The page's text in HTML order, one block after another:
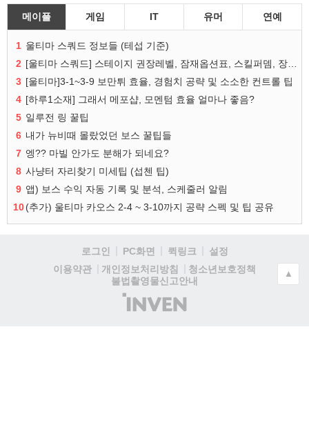
메이플 게임 IT 유머 연예
1 울티마 스쿼드 정보들 (테섭 기준)
2
3 [울티마]3-1~3-9 보만튀 효율, 경험치 공략 및 소소한 컨트롤 팁
4 [하루1소재] 그래서 메포샵, 모멘텀 효율 얼마나 좋음?
5 일루전 링 꿀팁
6 내가 뉴비때 몰랐었던 보스 꿀팁들
7 엥?? 마빌 안가도 분해가 되네요?
8 사냥터 자리찾기 미세팁 (섭첸 팁)
9 앱) 보스 수익 자동 기록 및 분석, 스케줄러 알림
10(추가) 울티마 카오스 2-4 ~ 3-10까지 공략 스펙 및 팁 공유
로그인 PC화면 퀵링크
설정
이용약관
개인정보처리방침
청소년보호정책
불법촬영물신고안내
(주)
인
▲